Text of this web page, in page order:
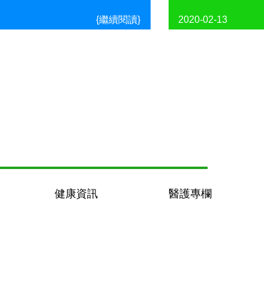
{繼續閱讀} 2020-02-13
健康資訊 醫護專欄